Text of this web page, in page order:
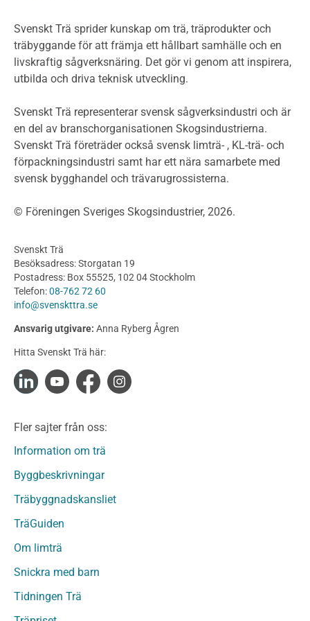
Miljödeklarationer och märkning
Termer och förkortningar
Planering
Klimatkalkylator hallar
Projektering av trähus - generellt
Byggsystem
Fasadsystem i skivmaterial
Bullerskärmar och andra utomhuskonstruktioner
Byggnation och utförande
Utförande
Produkter
Konstruktionsvirke
Konstruktionsvirke Behandlat
Konstruktionsvirke Fingerskarvat
Konstruktionsvirke Fingerskarvat Obehandlat
Limträ
Fanerträ
Fanerträ Obehandlat
Träpanel och Utvändig beklädnad Behandlat
Träpanel och utvändig beklädnad Obehandlat
Trägolv
Sågat virke
Sågat virke Behandlat
Svenskt Trä sprider kunskap om trä, träprodukter och
träbyggande för att främja ett hållbart samhälle och en
livskraftig sågverksnäring. Det gör vi genom att inspirera,
utbilda och driva teknisk utveckling.
Svenskt Trä representerar svensk sågverksindustri och är
en del av branschorganisationen Skogsindustrierna.
Svenskt Trä företräder också svensk limträ- , KL-trä- och
förpackningsindustri samt har ett nära samarbete med
svensk bygghandel och trävarugrossisterna.
© Föreningen Sveriges Skogsindustrier, 2026.
Svenskt Trä
Besöksadress: Storgatan 19
Postadress: Box 55525, 102 04 Stockholm
Telefon:08-762 72 60
info@svenskttra.se
Ansvarig utgivare: Anna Ryberg Ågren
Hitta Svenskt Trä här:
Fler sajter från oss:
Information om trä
Byggbeskrivningar
Träbyggnadskansliet
TräGuiden
Om limträ
Snickra med barn
Tidningen Trä